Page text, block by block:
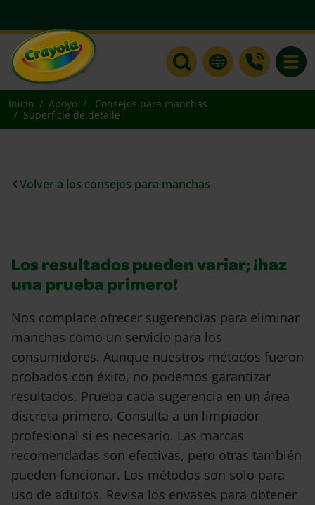
Inicio Apoyo
Consejos para manchas
Superficie de detalle
Volver a los consejos para manchas
Los resultados pueden variar; ¡haz
una prueba primero!
Nos complace ofrecer sugerencias para eliminar
manchas como un servicio para los
consumidores. Aunque nuestros métodos fueron
probados con éxito, no podemos garantizar
resultados. Prueba cada sugerencia en un área
discreta primero. Consulta a un limpiador
profesional si es necesario. Las marcas
recomendadas son efectivas, pero otras también
pueden funcionar. Los métodos son solo para
uso de adultos. Revisa los envases para obtener